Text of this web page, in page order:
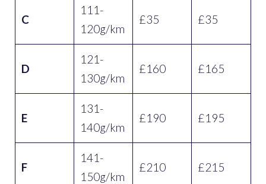
C
111-
120g/km
£35 £35
D
121-
130g/km
£160 £165
E
131-
140g/km
£190 £195
F
141-
150g/km
£210 £215